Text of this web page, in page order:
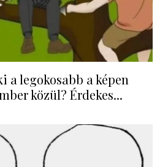
a legokosabb a képen
közül? Érdekes...